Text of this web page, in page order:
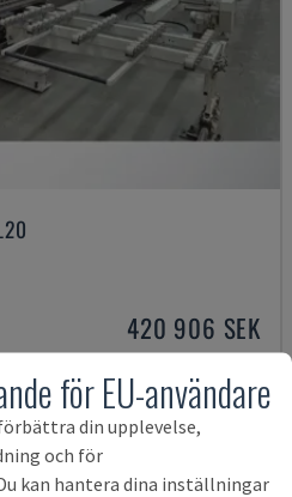
420 906 SEK
för EU-användare
din upplevelse,
och för
kan hantera dina inställningar